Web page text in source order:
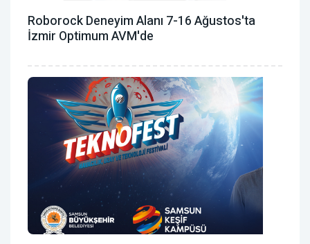
Roborock Deneyim Alanı 7-16 Ağustos'ta
İzmir Optimum AVM'de